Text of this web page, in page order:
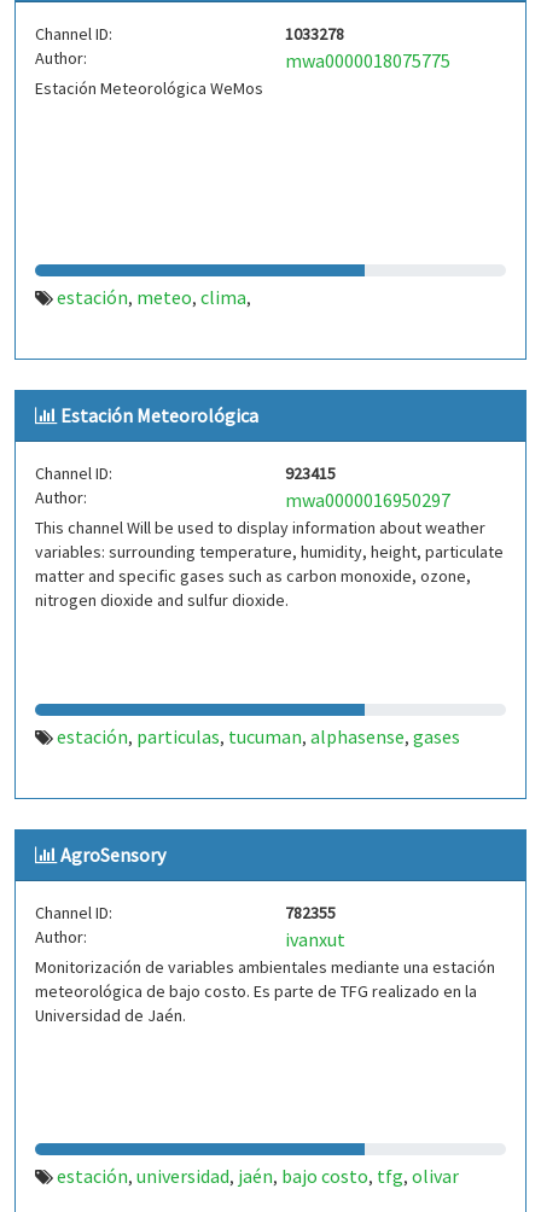
Channel ID:
1033278
Author:
mwa0000018075775
Estación Meteorológica WeMos
estación, meteo, clima,
Estación Meteorológica
Channel ID:
923415
Author:
mwa0000016950297
This channel Will be used to display information about weather
variables: surrounding temperature, humidity, height, particulate
matter and specific gases such as carbon monoxide, ozone,
nitrogen dioxide and sulfur dioxide.
estación, particulas, tucuman, alphasense, gases
AgroSensory
Channel ID:
782355
Author:
ivanxut
Monitorización de variables ambientales mediante una estación
meteorológica de bajo costo. Es parte de TFG realizado en la
Universidad de Jaén.
estación, universidad, jaén, bajo costo, tfg, olivar